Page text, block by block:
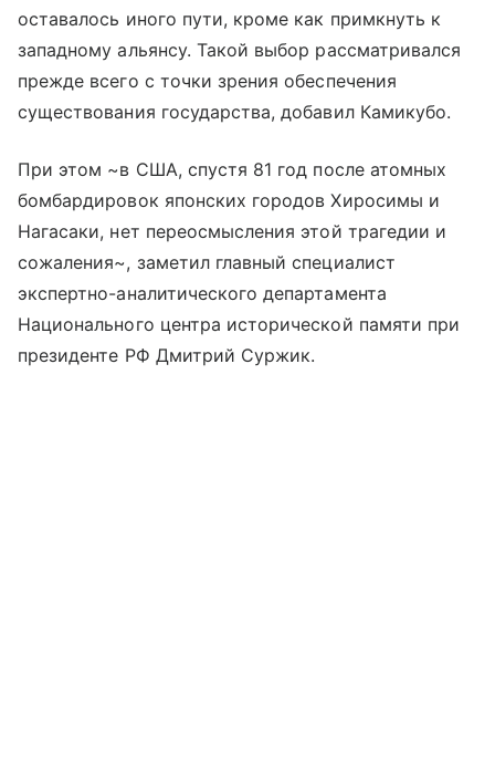
оставалось иного пути, кроме как примкнуть к
западному альянсу. Такой выбор рассматривался
прежде всего с точки зрения обеспечения
существования государства, добавил Камикубо.
При этом ~в США, спустя 81 год после атомных
бомбардировок японских городов Хиросимы и
Нагасаки, нет переосмысления этой трагедии и
сожаления~, заметил главный специалист
экспертно-аналитического департамента
Национального центра исторической памяти при
президенте РФ Дмитрий Суржик.